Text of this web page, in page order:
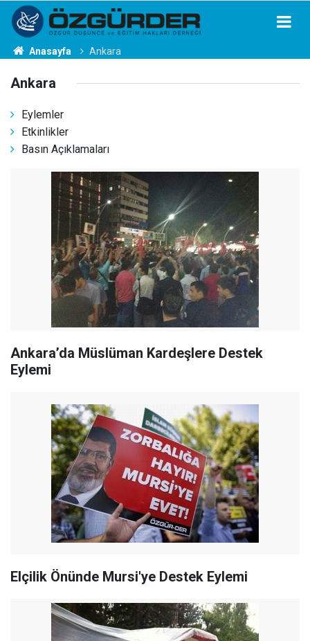
Anasayfa Ankara
Ankara
Eylemler
Etkinlikler
Basın Açıklamaları
Ankara’da Müslüman Kardeşlere Destek
Eylemi
Elçilik Önünde Mursi'ye Destek Eylemi